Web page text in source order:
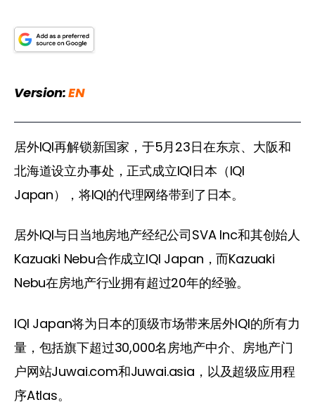
Version: EN
居外IQI再解锁新国家，于5月23日在东京、大阪和
北海道设立办事处，正式成立IQI日本（IQI
Japan），将IQI的代理网络带到了日本。
居外IQI与日当地房地产经纪公司SVA Inc和其创始人
Kazuaki Nebu合作成立IQI Japan，而Kazuaki
Nebu在房地产行业拥有超过20年的经验。
IQI Japan将为日本的顶级市场带来居外IQI的所有力
量，包括旗下超过30,000名房地产中介、房地产门
户网站Juwai.com和Juwai.asia，以及超级应用程
序Atlas。